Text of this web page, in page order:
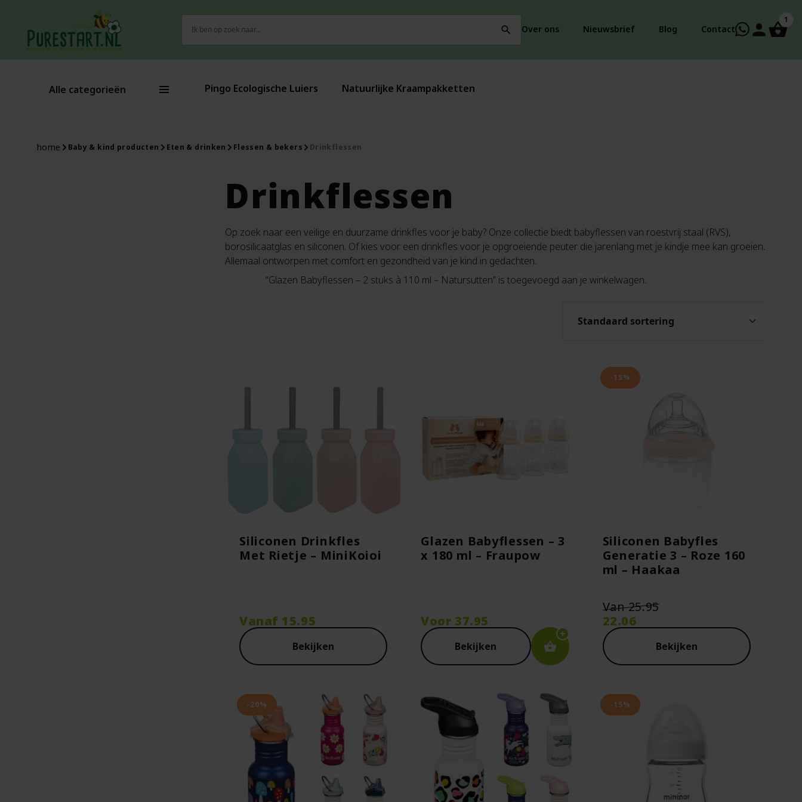
naar:
search Over ons Nieuwsbrief Blog Contact person
1
Alle categorieën Pingo Ecologische Luiers Natuurlijke Kraampakketten
home Baby & kind producten Eten & drinken Flessen & bekers Drinkflessen
Drinkflessen
Op zoek naar een veilige en duurzame drinkfles voor je baby? Onze collectie biedt babyflessen van roestvrij staal (RVS),
borosilicaatglas en siliconen. Of kies voor een drinkfles voor je opgroeiende peuter die jarenlang met je kindje mee kan groeien.
Allemaal ontworpen met comfort en gezondheid van je kind in gedachten.
“Glazen Babyflessen – 2 stuks à 110 ml – Natursutten” is toegevoegd aan je winkelwagen.
Siliconen Drinkfles
Met Rietje – MiniKoioi
Vanaf 15.95
Bekijken
Glazen Babyflessen – 3
x 180 ml – Fraupow
Voor 37.95
Bekijken
-15%
Siliconen Babyfles
Generatie 3 – Roze 160
ml – Haakaa
Van25.95Oorspronkelijke
was:
€25.95.
22.06
Huidige
prijs
is:
€22.06.
Bekijken
-20% -15%